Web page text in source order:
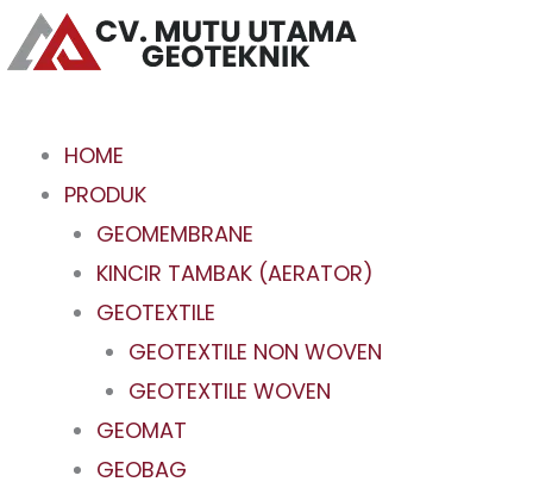
Skip
to
HOME
PRODUK
GEOMEMBRANE
KINCIR TAMBAK (AERATOR)
GEOTEXTILE
GEOTEXTILE NON WOVEN
GEOTEXTILE WOVEN
GEOMAT
GEOBAG